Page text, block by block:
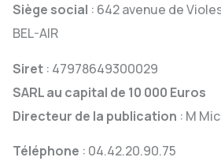
Siège social : 642 avenue de
BEL-AIR
Siret : 47978649300029
SARL au capital de 10 000 Euros
Directeur de la publication : M
Téléphone : 04.42.20.90.75